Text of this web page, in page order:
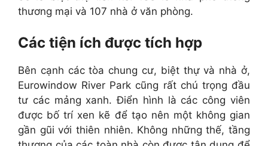
thương mại và 107 nhà ở văn phòng.
Các tiện ích được tích hợp
Bên cạnh các tòa chung cư, biệt thự và nhà ở,
Eurowindow River Park cũng rất chú trọng đầu
tư các mảng xanh. Điển hình là các công viên
được bố trí xen kẽ để tạo nên một không gian
gần gũi với thiên nhiên. Không những thế, tầng